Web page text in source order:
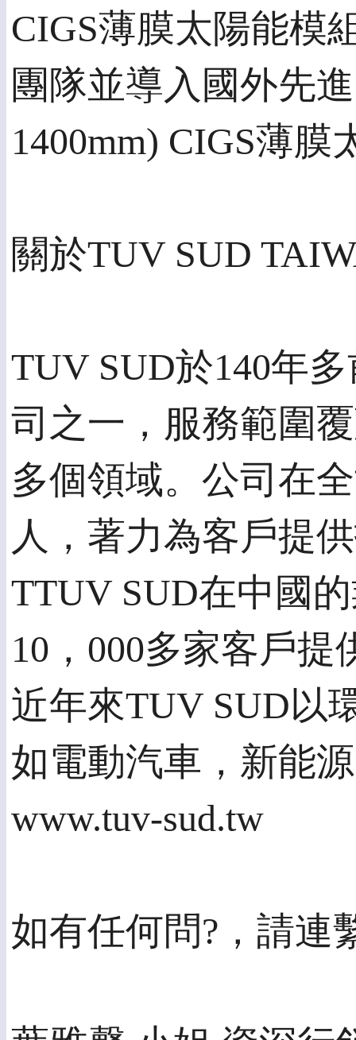
CIGS薄膜太陽能模
團隊並導入國外先
1400mm) CIGS薄
關於TUV SUD
TUV SUD於140年
司之一，服務範圍
多個領域。公司在
人，著力為客戶提
TTUV SUD在中國
10，000多家客戶提
近年來TUV SUD以
如電動汽車，新能
www.tuv-sud.tw
如有任何問?，請連